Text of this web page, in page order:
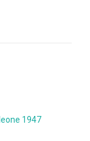
leone 1947